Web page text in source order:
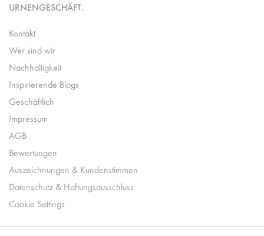
URNENGESCHÄFT.
Kontakt
Wer sind wir
Nachhaltigkeit
Inspirierende Blogs
Geschäftlich
Impressum
AGB
Bewertungen
Auszeichnungen & Kundenstimmen
Datenschutz & Haftungsausschluss
Cookie Settings